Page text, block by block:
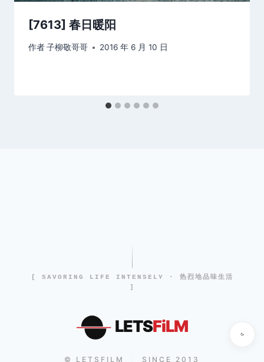
[7613] 春日暖阳
作者子柳敬哥哥 2016 年 6 月 10 日
[ SAVORING LIFE INTENSELY · 热烈地品味生活
]
LETSFiLM
© LETSFILM SINCE 2013